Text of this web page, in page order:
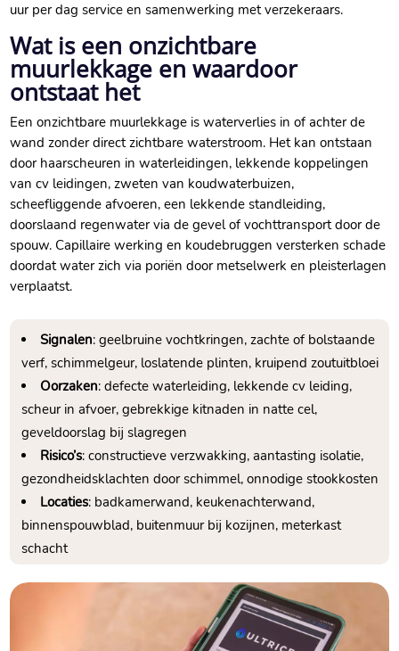
uur per dag service en samenwerking met verzekeraars.​
Wat is een onzichtbare
muurlekkage en waardoor
ontstaat het
Een onzichtbare muurlekkage is waterverlies in of achter de
wand zonder direct zichtbare waterstroom.​ Het kan ontstaan
door haarscheuren in waterleidingen, lekkende koppelingen
van cv leidingen, zweten van koudwaterbuizen,
scheefliggende afvoeren, een lekkende standleiding,
doorslaand regenwater via de gevel of vochttransport door de
spouw.​ Capillaire werking en koudebruggen versterken schade
doordat water zich via poriën door metselwerk en pleisterlagen
verplaatst.​
Signalen: geelbruine vochtkringen, zachte of bolstaande
verf, schimmelgeur, loslatende plinten, kruipend zoutuitbloei
Oorzaken: defecte waterleiding, lekkende cv leiding,
scheur in afvoer, gebrekkige kitnaden in natte cel,
geveldoorslag bij slagregen
Risico’s: constructieve verzwakking, aantasting isolatie,
gezondheidsklachten door schimmel, onnodige stookkosten
Locaties: badkamerwand, keukenachterwand,
binnenspouwblad, buitenmuur bij kozijnen, meterkast
schacht